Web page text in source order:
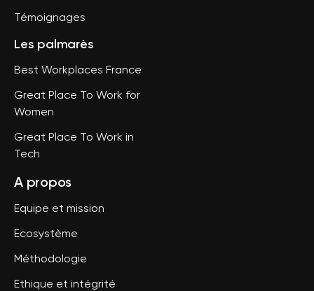
Témoignages
Les palmarès
Best Workplaces France
Great Place To Work for
Women
Great Place To Work in
Tech
A propos
Equipe et mission
Ecosystème
Méthodologie
Ethique et intégrité